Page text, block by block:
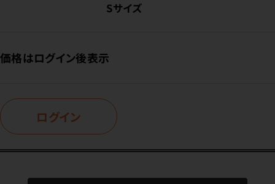
Sサイズ
価格はログイン後表示
ログイン